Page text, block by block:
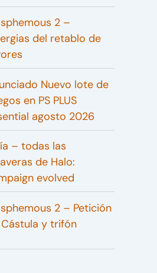
2 –
del retablo de
Nuevo lote de
en PS PLUS
agosto 2026
– todas las
de Halo:
evolved
2 – Petición
y trifón